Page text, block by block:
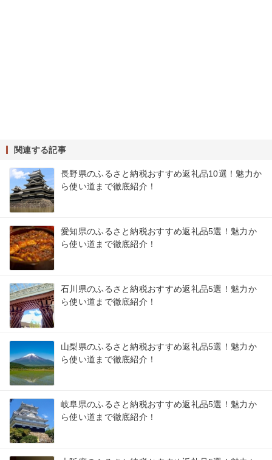
関連する記事
長野県のふるさと納税おすすめ返礼品10選！魅力か
ら使い道まで徹底紹介！
愛知県のふるさと納税おすすめ返礼品5選！魅力か
ら使い道まで徹底紹介！
石川県のふるさと納税おすすめ返礼品5選！魅力か
ら使い道まで徹底紹介！
山梨県のふるさと納税おすすめ返礼品5選！魅力か
ら使い道まで徹底紹介！
岐阜県のふるさと納税おすすめ返礼品5選！魅力か
ら使い道まで徹底紹介！